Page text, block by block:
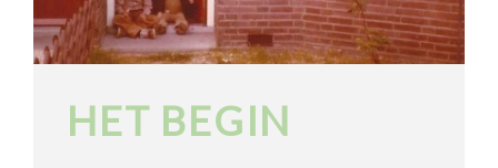
HET BEGIN